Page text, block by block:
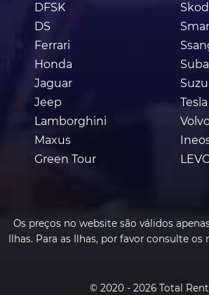
DFSK
DS
Ferrari
Honda
Jaguar
Jeep
Lamborghini
Maxus
Green Tour
Tesla
LEVC
Os preços no website são válidos
Ilhas. Para as Ilhas, por favor consulte os
© 2020 - 2026 Total